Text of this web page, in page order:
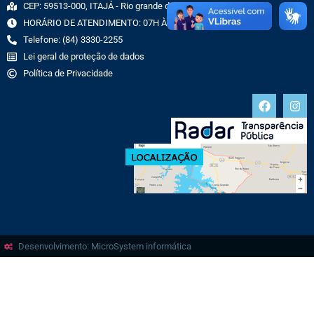
CEP: 59513-000, ITAJÁ - Rio grande do Norte
HORÁRIO DE ATENDIMENTO: 07H ÀS 13H
Telefone: (84) 3330-2255
Lei geral de proteção de dados
Política de Privacidade
Desenvolvimento: MicroSystem informática